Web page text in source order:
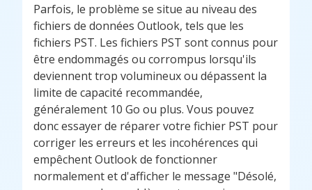
Parfois, le problème se situe au niveau des
fichiers de données Outlook, tels que les
fichiers PST. Les fichiers PST sont connus pour
être endommagés ou corrompus lorsqu'ils
deviennent trop volumineux ou dépassent la
limite de capacité recommandée,
généralement 10 Go ou plus. Vous pouvez
donc essayer de réparer votre fichier PST pour
corriger les erreurs et les incohérences qui
empêchent Outlook de fonctionner
normalement et d'afficher le message "Désolé,